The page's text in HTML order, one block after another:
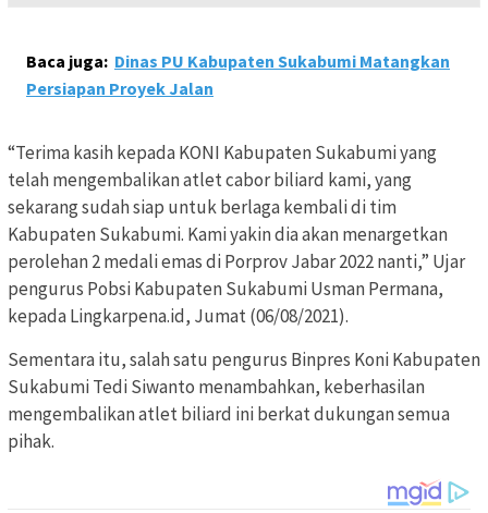
Baca juga: Dinas PU Kabupaten Sukabumi Matangkan
Persiapan Proyek Jalan
“Terima kasih kepada KONI Kabupaten Sukabumi yang
telah mengembalikan atlet cabor biliard kami, yang
sekarang sudah siap untuk berlaga kembali di tim
Kabupaten Sukabumi. Kami yakin dia akan menargetkan
perolehan 2 medali emas di Porprov Jabar 2022 nanti,” Ujar
pengurus Pobsi Kabupaten Sukabumi Usman Permana,
kepada Lingkarpena.id, Jumat (06/08/2021).
Sementara itu, salah satu pengurus Binpres Koni Kabupaten
Sukabumi Tedi Siwanto menambahkan, keberhasilan
mengembalikan atlet biliard ini berkat dukungan semua
pihak.